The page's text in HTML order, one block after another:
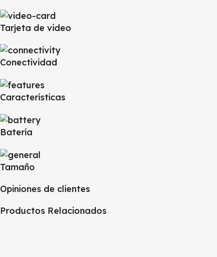
Tarjeta de video
Conectividad
Características
Batería
Tamaño
Opiniones de clientes
Productos Relacionados